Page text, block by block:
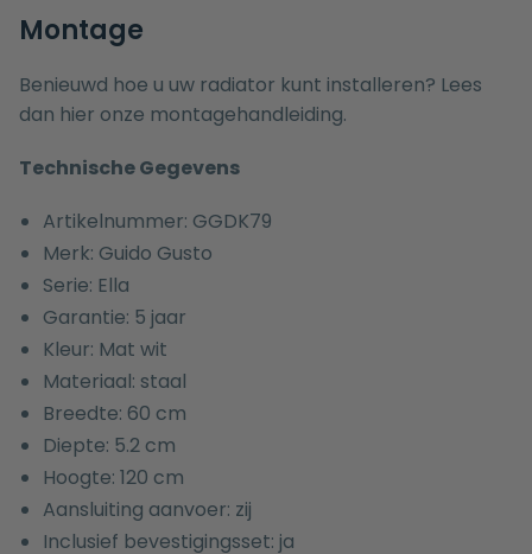
Montage
Benieuwd hoe u uw radiator kunt installeren? Lees
dan hier onze montagehandleiding.
Technische Gegevens
Artikelnummer: GGDK79
Merk: Guido Gusto
Serie: Ella
Garantie: 5 jaar
Kleur: Mat wit
Materiaal: staal
Breedte: 60 cm
Diepte: 5.2 cm
Hoogte: 120 cm
Aansluiting aanvoer: zij
Inclusief bevestigingsset: ja